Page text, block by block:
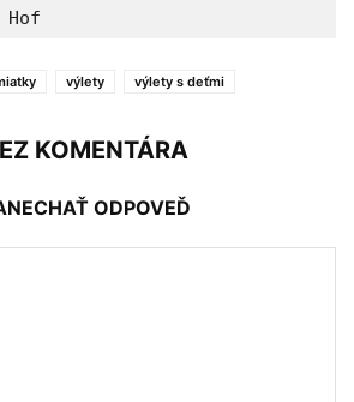
výlety výlety s deťmi
KOMENTÁRA
ODPOVEĎ